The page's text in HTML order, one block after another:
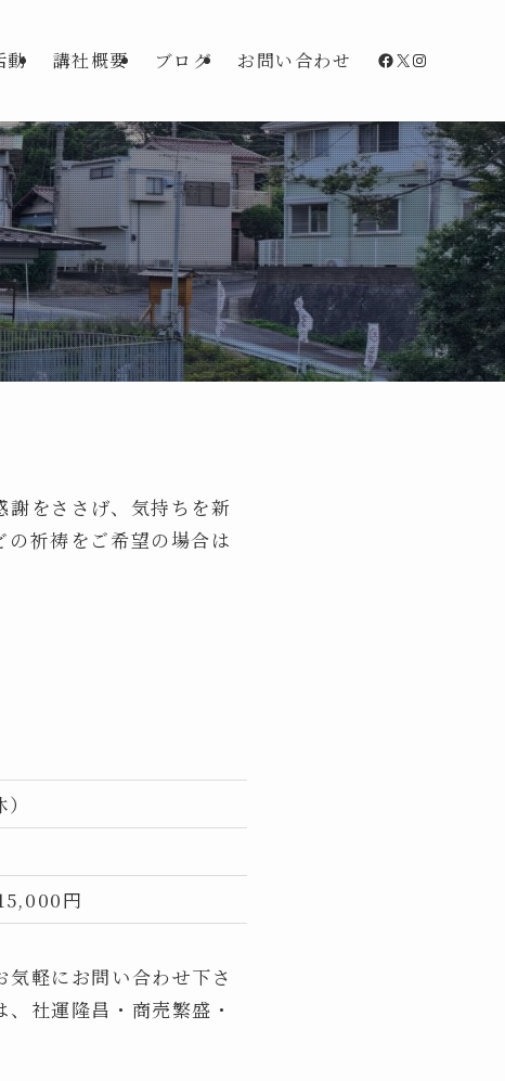
動 講社概要 ブログ お問い合わせ Facebook
X
をささげ、気持ちを新
祈祷をご希望の場合は
円
軽にお問い合わせ下さ
社運隆昌・商売繁盛・